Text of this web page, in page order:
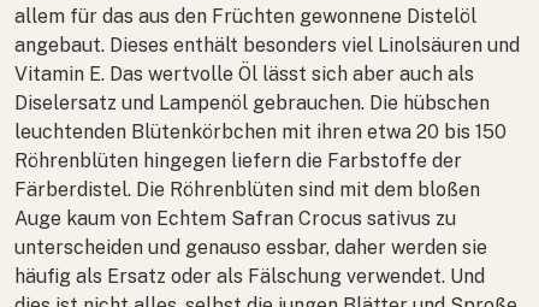
allem für das aus den Früchten gewonnene Distelöl
angebaut. Dieses enthält besonders viel Linolsäuren und
Vitamin E. Das wertvolle Öl lässt sich aber auch als
Diselersatz und Lampenöl gebrauchen. Die hübschen
leuchtenden Blütenkörbchen mit ihren etwa 20 bis 150
Röhrenblüten hingegen liefern die Farbstoffe der
Färberdistel. Die Röhrenblüten sind mit dem bloßen
Auge kaum von Echtem Safran Crocus sativus zu
unterscheiden und genauso essbar, daher werden sie
häufig als Ersatz oder als Fälschung verwendet. Und